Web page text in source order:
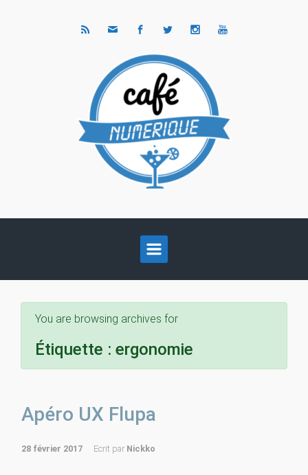
You are browsing archives for
Étiquette : ergonomie
Apéro UX Flupa
28 février 2017 Ecrit par Nickko